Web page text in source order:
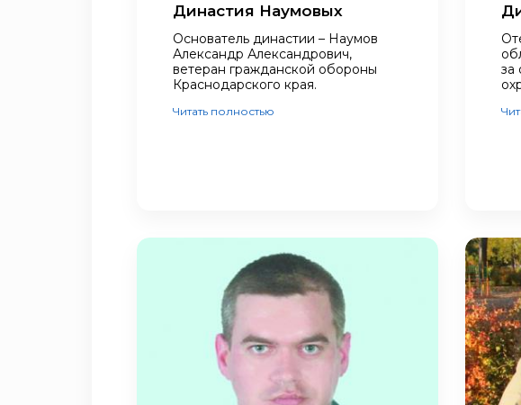
Династия Наумовых
Основатель династии – Наумов
Александр Александрович,
ветеран гражданской обороны
Краснодарского края.
Читать полностью
за